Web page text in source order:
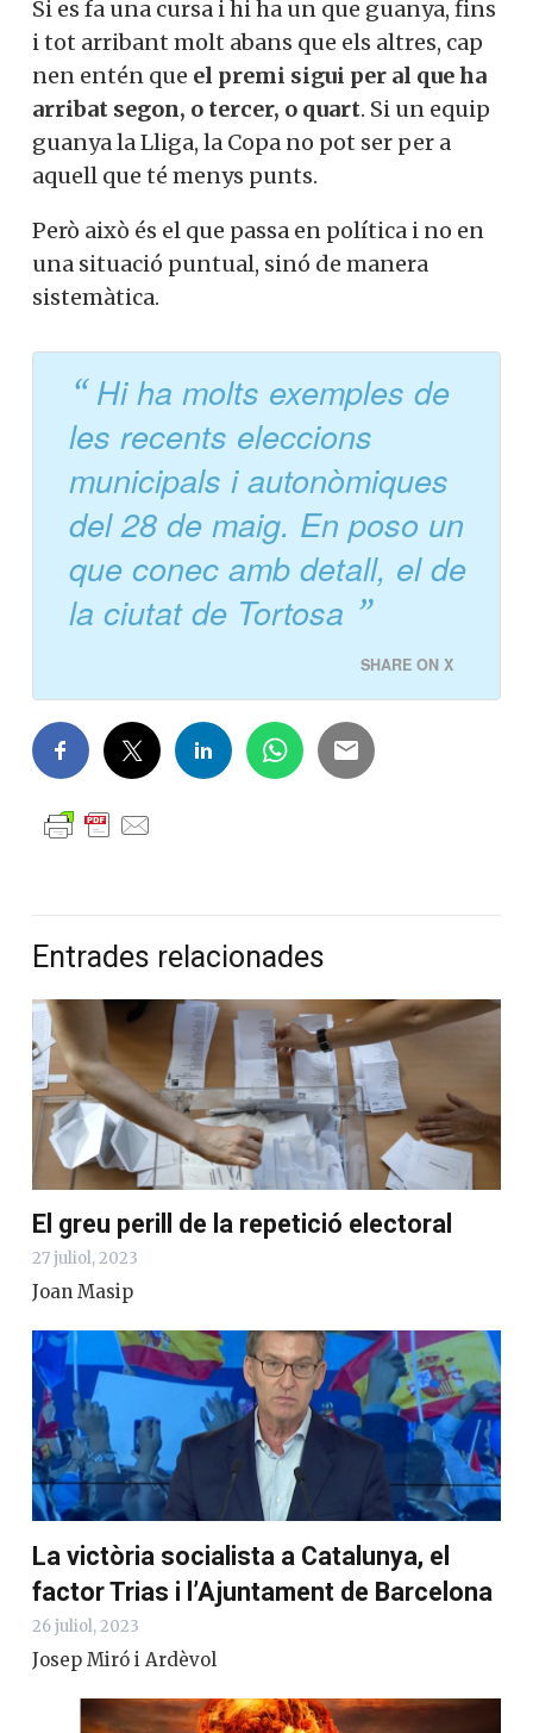
Si es fa una cursa i hi ha un que guanya, fins
i tot arribant molt abans que els altres, cap
nen entén que el premi sigui per al que ha
arribat segon, o tercer, o quart. Si un equip
guanya la Lliga, la Copa no pot ser per a
aquell que té menys punts.
Però això és el que passa en política i no en
una situació puntual, sinó de manera
sistemàtica.
Hi ha molts exemples de
les recents eleccions
municipals i autonòmiques
del 28 de maig. En poso un
que conec amb detall, el de
la ciutat de Tortosa
SHARE ON X
Entrades relacionades
El greu perill de la repetició electoral
27 juliol, 2023
Joan Masip
La victòria socialista a Catalunya, el
factor Trias i l’Ajuntament de Barcelona
26 juliol, 2023
Josep Miró i Ardèvol